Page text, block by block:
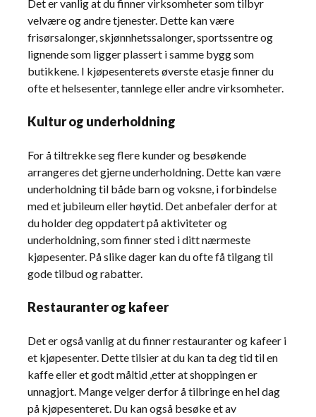
Det er vanlig at du finner virksomheter som tilbyr
velvære og andre tjenester. Dette kan være
frisørsalonger, skjønnhetssalonger, sportssentre og
lignende som ligger plassert i samme bygg som
butikkene. I kjøpesenterets øverste etasje finner du
ofte et helsesenter, tannlege eller andre virksomheter.
Kultur og underholdning
For å tiltrekke seg flere kunder og besøkende
arrangeres det gjerne underholdning. Dette kan være
underholdning til både barn og voksne, i forbindelse
med et jubileum eller høytid. Det anbefaler derfor at
du holder deg oppdatert på aktiviteter og
underholdning, som finner sted i ditt nærmeste
kjøpesenter. På slike dager kan du ofte få tilgang til
gode tilbud og rabatter.
Restauranter og kafeer
Det er også vanlig at du finner restauranter og kafeer i
et kjøpesenter. Dette tilsier at du kan ta deg tid til en
kaffe eller et godt måltid ,etter at shoppingen er
unnagjort. Mange velger derfor å tilbringe en hel dag
på kjøpesenteret. Du kan også besøke et av